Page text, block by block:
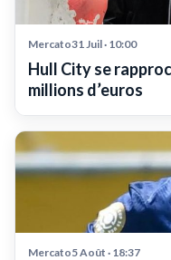
Mercato31 Juil · 10:00
Hull City se
millions d’euros
Mercato5 Août · 18:37